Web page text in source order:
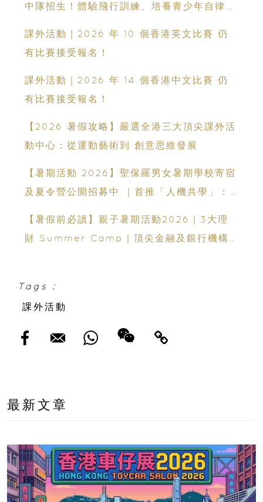
中隊招生！體驗飛行訓練、培養青少年自律與
課外活動｜2026 年 10 個香港英文比賽 仍
有比賽接受報名！
課外活動｜2026 年 14 個香港中文比賽 仍
有比賽接受報名！
【2026 暑假攻略】嚴選全港三大頂尖課外活
動中心：從運動藝術到 創意思維發展
【暑期活動 2026】聖保羅男女暑期學校寄宿
及夏令營公開招募中 ｜首推「人機共學」：
【暑假前必讀】親子暑期活動2026｜3大理
財 Summer Camp｜頂尖金融及銀行機構
Tags :
課外活動
最新文章